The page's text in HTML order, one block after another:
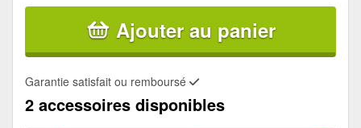
Ajouter au panier
Garantie satisfait ou remboursé
2 accessoires disponibles